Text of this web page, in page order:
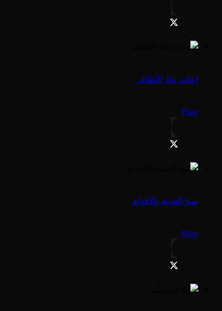
إعادة بناء الأظافر
Play
سبا العناية بالأقدام
Play